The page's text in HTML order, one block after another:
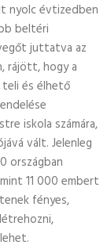
nyolc évtizedben
beltéri
juttatva az
rájött, hogy a
és élhető
iskola számára,
vált. Jelenleg
országban
11 000 embert
fényes,